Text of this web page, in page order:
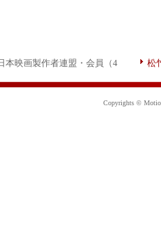
映画製作者連盟・会員（4
松
Copyrights ©